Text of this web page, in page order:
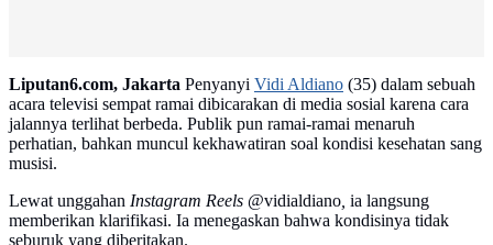
Liputan6.com, Jakarta Penyanyi Vidi Aldiano (35) dalam sebuah
acara televisi sempat ramai dibicarakan di media sosial karena cara
jalannya terlihat berbeda. Publik pun ramai-ramai menaruh
perhatian, bahkan muncul kekhawatiran soal kondisi kesehatan sang
musisi.
Lewat unggahan Instagram Reels @vidialdiano, ia langsung
memberikan klarifikasi. Ia menegaskan bahwa kondisinya tidak
seburuk yang diberitakan.